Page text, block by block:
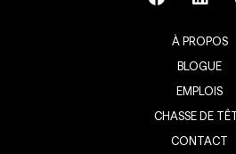
À PROPOS
BLOGUE
EMPLOIS
CHASSE DE
CONTACT